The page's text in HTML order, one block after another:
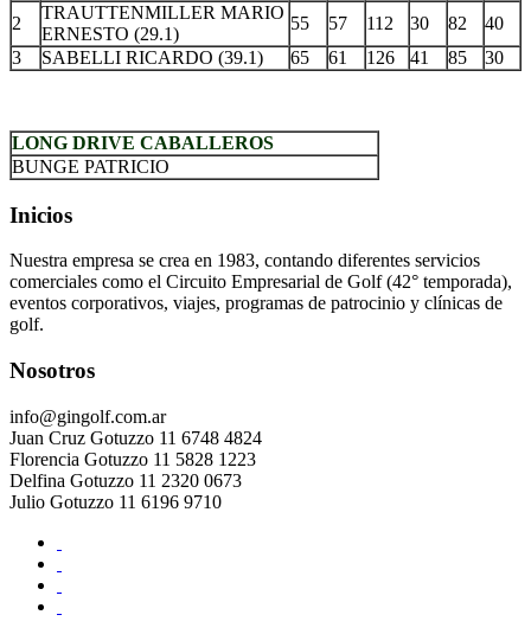
2
TRAUTTENMILLER MARIO
ERNESTO (29.1)
55 57 112 30 82
40
3
SABELLI RICARDO (39.1) 65 61 126 41 85 30
LONG DRIVE CABALLEROS
BUNGE PATRICIO
Inicios
Nuestra empresa se crea en 1983, contando diferentes servicios
comerciales como el Circuito Empresarial de Golf (42° temporada),
eventos corporativos, viajes, programas de patrocinio y clínicas de
golf.
Nosotros
info@gingolf.com.ar
Juan Cruz Gotuzzo 11 6748 4824
Florencia Gotuzzo 11 5828 1223
Delfina Gotuzzo 11 2320 0673
Julio Gotuzzo 11 6196 9710